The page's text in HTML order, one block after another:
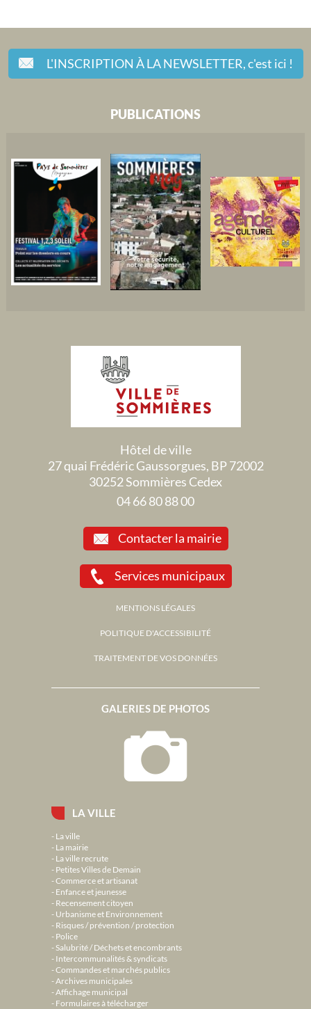
L'INSCRIPTION À LA NEWSLETTER,c'est ici !
LA VILLE
La ville
La mairie
La ville recrute
Petites Villes de Demain
Commerce et artisanat
Enfance et jeunesse
Recensement citoyen
Urbanisme et Environnement
Risques / prévention / protection
Police
Salubrité / Déchets et encombrants
Intercommunalités & syndicats
Commandes et marchés publics
Archives municipales
Affichage municipal
Formulaires à télécharger
GALERIES DE PHOTOS
PUBLICATIONS
Hôtel de ville
27 quai Frédéric Gaussorgues, BP 72002
30252 Sommières Cedex
04 66 80 88 00
Contacter la mairie
Services municipaux
MENTIONS LÉGALES
POLITIQUE D'ACCESSIBILITÉ
TRAITEMENT DE VOS DONNÉES